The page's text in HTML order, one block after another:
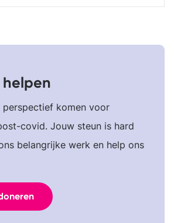
helpen
perspectief komen voor
covid. Jouw steun is hard
belangrijke werk en help ons